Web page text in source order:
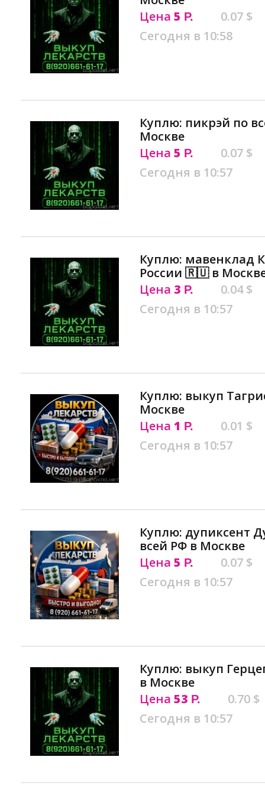
Цена 5 Р.
0.07 $
Сегодня в 10:58
Куплю: пикрэй по
Москве
Цена 5 Р.
0.07 $
Сегодня в 10:57
Куплю: мавенклад
России 🇷🇺 в
Цена 3 Р.
0.04 $
Сегодня в 10:57
Куплю: выкуп
Москве
Цена 1 Р.
0.01 $
Сегодня в 10:57
Куплю: дупиксент
всей РФ в Москве
Цена 5 Р.
0.07 $
Сегодня в 10:57
Куплю: выкуп
в Москве
Цена 53 Р.
0.70 $
Сегодня в 10:57